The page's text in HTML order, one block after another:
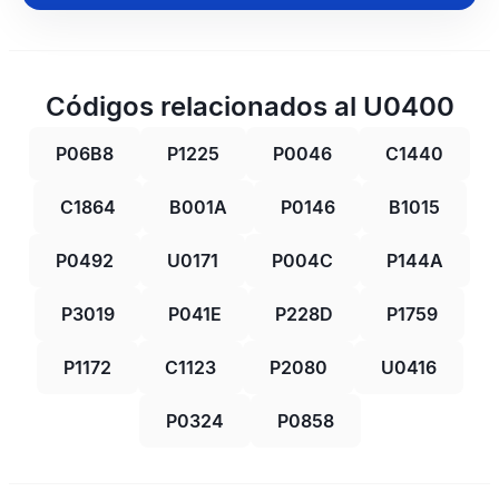
Códigos relacionados al U0400
P06B8 P1225 P0046 C1440
C1864 B001A P0146 B1015
P0492 U0171 P004C P144A
P3019 P041E P228D P1759
P1172 C1123 P2080 U0416
P0324 P0858